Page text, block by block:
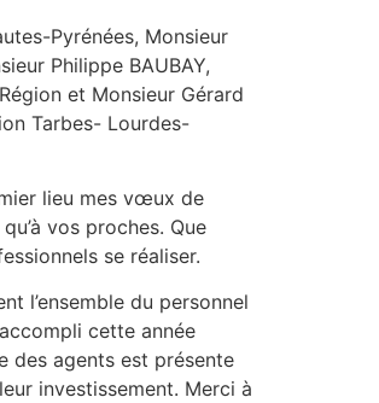
Pyrénées, Monsieur
Philippe BAUBAY,
et Monsieur Gérard
Tarbes- Lourdes-
lieu mes vœux de
vos proches. Que
se réaliser.
l’ensemble du personnel
cette année
des agents est présente
investissement. Merci à